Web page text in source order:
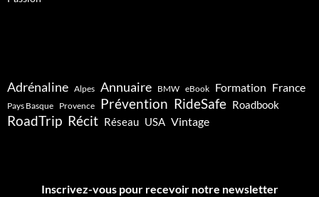
Adrénaline Alpes Annuaire BMW eBook Formation France
Pays Basque Provence Prévention RideSafe Roadbook
RoadTrip Récit Réseau USA Vintage
Inscrivez-vous pour recevoir notre newsletter